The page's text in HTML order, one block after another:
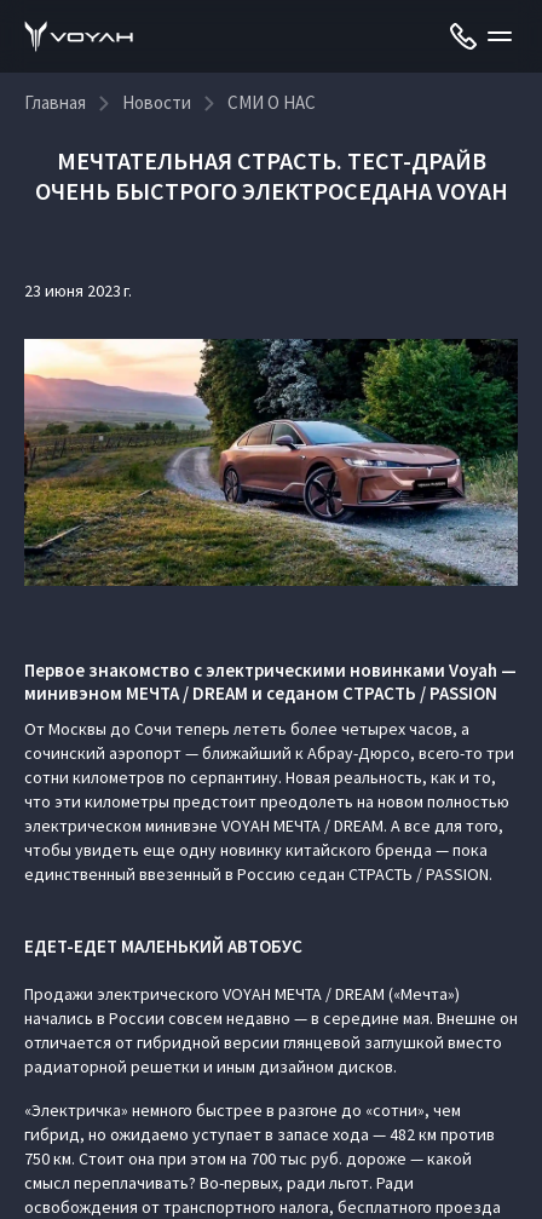
Главная Новости СМИ О НАС
МЕЧТАТЕЛЬНАЯ СТРАСТЬ. ТЕСТ-ДРАЙВ
ОЧЕНЬ БЫСТРОГО ЭЛЕКТРОСЕДАНА VOYAH
23 июня 2023 г.
Первое знакомство с электрическими новинками Voyah —
минивэном МЕЧТА / DREAM и седаном СТРАСТЬ / PASSION
От Москвы до Сочи теперь лететь более четырех часов, а
сочинский аэропорт — ближайший к Абрау-Дюрсо, всего-то три
сотни километров по серпантину. Новая реальность, как и то,
что эти километры предстоит преодолеть на новом полностью
электрическом минивэне VOYAH МЕЧТА / DREAM. А все для того,
чтобы увидеть еще одну новинку китайского бренда — пока
единственный ввезенный в Россию седан СТРАСТЬ / PASSION.
ЕДЕТ-ЕДЕТ МАЛЕНЬКИЙ АВТОБУС
Продажи электрического VOYAH МЕЧТА / DREAM («Мечта»)
начались в России совсем недавно — в середине мая. Внешне он
отличается от гибридной версии глянцевой заглушкой вместо
радиаторной решетки и иным дизайном дисков.
«Электричка» немного быстрее в разгоне до «сотни», чем
гибрид, но ожидаемо уступает в запасе хода — 482 км против
750 км. Стоит она при этом на 700 тыс руб. дороже — какой
смысл переплачивать? Во-первых, ради льгот. Ради
освобождения от транспортного налога, бесплатного проезда